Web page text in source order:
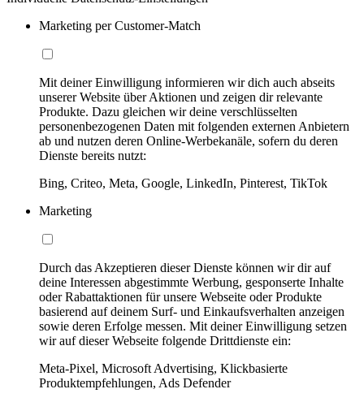
Marketing per Customer-Match
Mit deiner Einwilligung informieren wir dich auch abseits
unserer Website über Aktionen und zeigen dir relevante
Produkte. Dazu gleichen wir deine verschlüsselten
personenbezogenen Daten mit folgenden externen Anbietern
ab und nutzen deren Online-Werbekanäle, sofern du deren
Dienste bereits nutzt:
Bing, Criteo, Meta, Google, LinkedIn, Pinterest, TikTok
Marketing
Durch das Akzeptieren dieser Dienste können wir dir auf
deine Interessen abgestimmte Werbung, gesponserte Inhalte
oder Rabattaktionen für unsere Webseite oder Produkte
basierend auf deinem Surf- und Einkaufsverhalten anzeigen
sowie deren Erfolge messen. Mit deiner Einwilligung setzen
wir auf dieser Webseite folgende Drittdienste ein:
Meta-Pixel, Microsoft Advertising, Klickbasierte
Produktempfehlungen, Ads Defender